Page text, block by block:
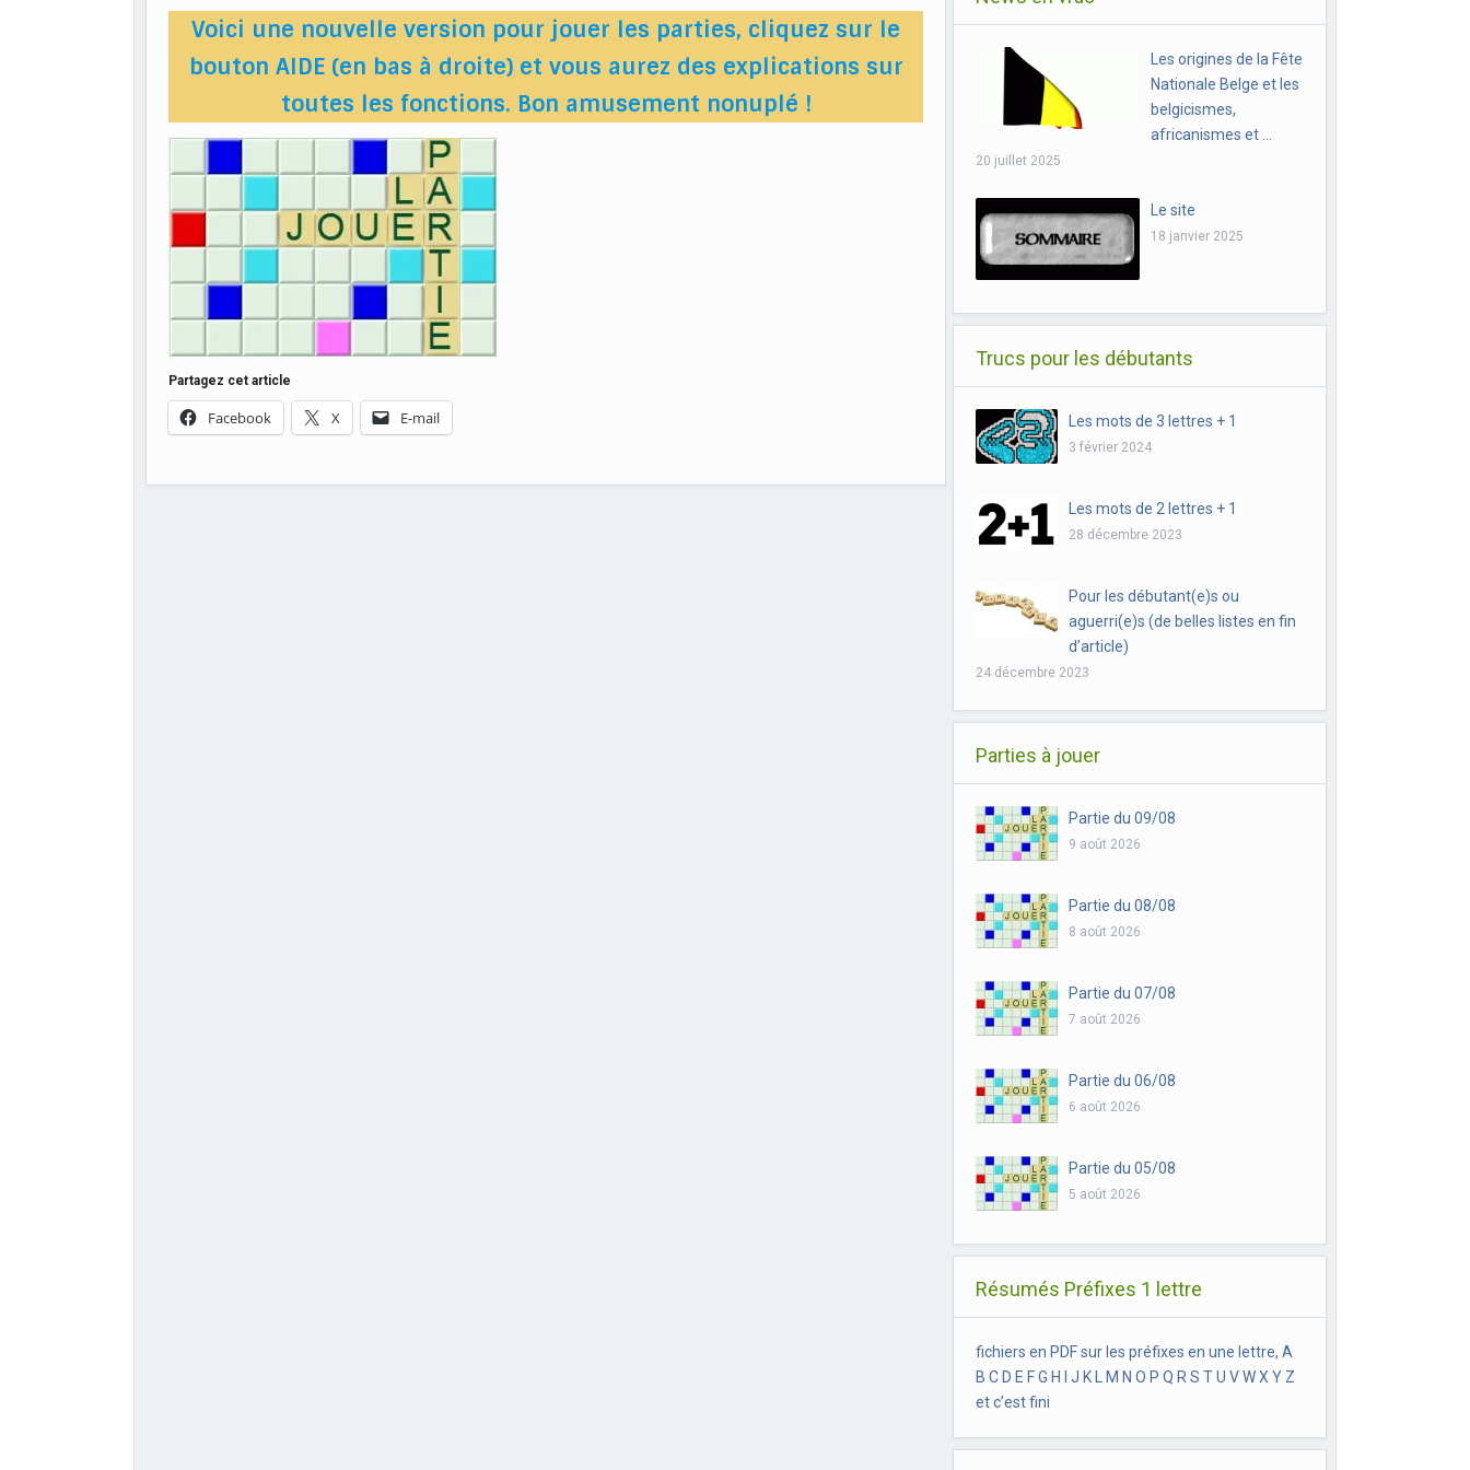
Voici une nouvelle version pour jouer les parties, cliquez sur le
bouton AIDE (en bas à droite) et vous aurez des explications sur
toutes les fonctions. Bon amusement nonuplé !
Partagez cet article
Facebook X E-mail
Les origines de la Fête
Nationale Belge et les
belgicismes,
africanismes et …
20 juillet 2025
Le site
18 janvier 2025
Trucs pour les débutants
Les mots de 3 lettres + 1
3 février 2024
Les mots de 2 lettres + 1
28 décembre 2023
Pour les débutant(e)s ou
aguerri(e)s (de belles listes en fin
d’article)
24 décembre 2023
Parties à jouer
Partie du 09/08
9 août 2026
Partie du 08/08
8 août 2026
Partie du 07/08
7 août 2026
Partie du 06/08
6 août 2026
Partie du 05/08
5 août 2026
Résumés Préfixes 1 lettre
fichiers en PDF sur les préfixes en une lettre, A
B C D E F G H I J K L M N O P Q R S T U V W X Y Z
et c’est fini